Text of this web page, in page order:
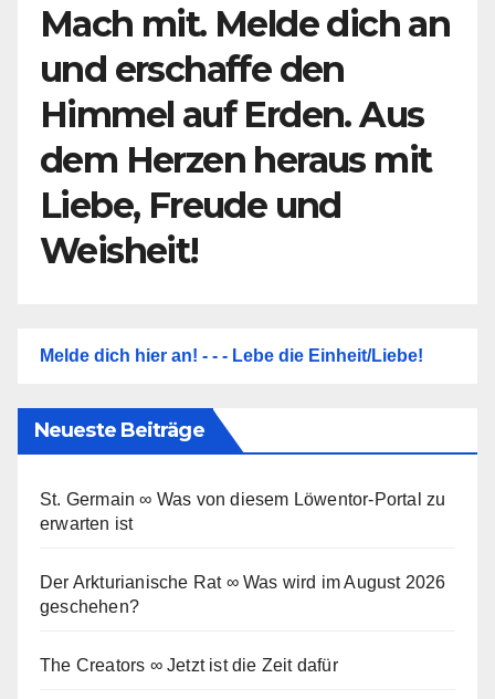
Mach mit. Melde dich an
und erschaffe den
Himmel auf Erden. Aus
dem Herzen heraus mit
Liebe, Freude und
Weisheit!
Melde dich hier an! - - - Lebe die Einheit/Liebe!
Neueste Beiträge
St. Germain ∞ Was von diesem Löwentor-Portal zu
erwarten ist
Der Arkturianische Rat ∞ Was wird im August 2026
geschehen?
The Creators ∞ Jetzt ist die Zeit dafür